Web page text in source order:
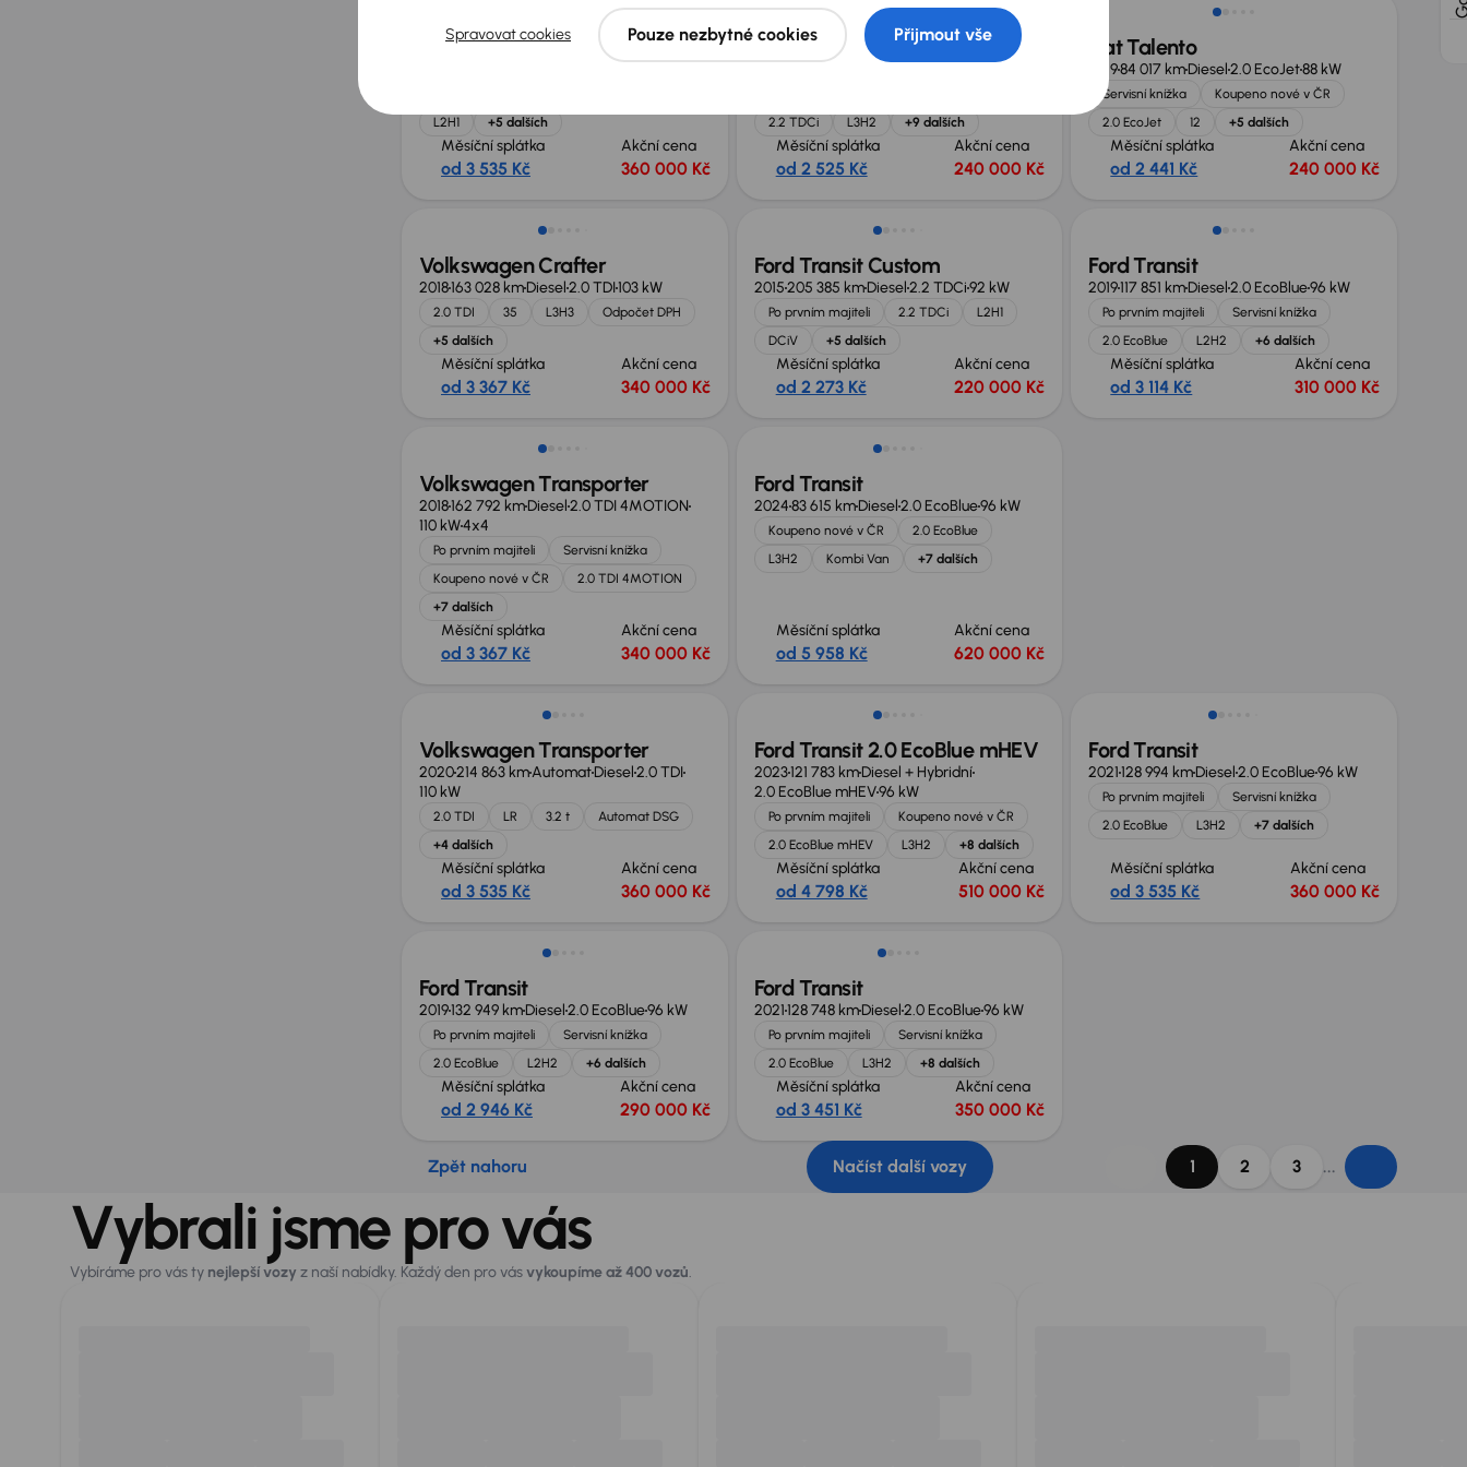
Opel Movano
L2H1
+5 dalších
Měsíční splátka
od 3 535 Kč
Akční cena
360 000 Kč
Ford Transit
2.2 TDCi
L3H2 +9 dalších
Měsíční splátka
od 2 525 Kč
Akční cena
240 000 Kč
Fiat Talento
201984 017 kmDiesel2.0 EcoJet88 kW
Servisní knížka
Koupeno nové v ČR
2.0 EcoJet
12 +5 dalších
Měsíční splátka
od 2 441 Kč
Akční cena
240 000 Kč
Extra sleva 21 000 Kč
Volkswagen Crafter
2018163 028 kmDiesel2.0 TDI103 kW
2.0 TDI 35 L3H3
Odpočet DPH
+5 dalších
Měsíční splátka
od 3 367 Kč
Akční cena
340 000 Kč
Zlevněno o 10 000 Kč
Ford Transit Custom
2015205 385 kmDiesel2.2 TDCi92 kW
Po prvním majiteli 2.2 TDCi
L2H1
DCiV
+5 dalších
Měsíční splátka
od 2 273 Kč
Akční cena
220 000 Kč
Možnost odpočtu DPH
Ford Transit
2019117 851 kmDiesel2.0 EcoBlue96 kW
Po prvním majiteli
Servisní knížka
2.0 EcoBlue
L2H2 +6 dalších
Měsíční splátka
od 3 114 Kč
Akční cena
310 000 Kč
Možnost odpočtu DPH
Volkswagen Transporter
2018162 792 kmDiesel2.0 TDI 4MOTION
110 kW4x4
Po prvním majiteli
Servisní knížka
Koupeno nové v ČR
2.0 TDI 4MOTION
+7 dalších
Měsíční splátka
od 3 367 Kč
Akční cena
340 000 Kč
Možnost odpočtu DPH
Ford Transit
202483 615 kmDiesel2.0 EcoBlue96 kW
Koupeno nové v ČR
2.0 EcoBlue
L3H2
Kombi Van +7 dalších
Měsíční splátka
od 5 958 Kč
Akční cena
620 000 Kč
Zlevněno o 20 000 Kč
Volkswagen Transporter
2020214 863 kmAutomatDiesel2.0 TDI
110 kW
2.0 TDI LR 3.2 t
Automat DSG
+4 dalších
Měsíční splátka
od 3 535 Kč
Akční cena
360 000 Kč
Možnost odpočtu DPH
Ford Transit 2.0 EcoBlue mHEV
2023121 783 kmDiesel + Hybridní
2.0 EcoBlue mHEV96 kW
Po prvním majiteli
Koupeno nové v ČR
2.0 EcoBlue mHEV
L3H2 +8 dalších
Měsíční splátka
od 4 798 Kč
Akční cena
510 000 Kč
Ford Transit
2021128 994 kmDiesel2.0 EcoBlue96 kW
Po prvním majiteli
Servisní knížka
2.0 EcoBlue
L3H2 +7 dalších
Měsíční splátka
od 3 535 Kč
Akční cena
360 000 Kč
Extra sleva 19 000 Kč
Ford Transit
2019132 949 kmDiesel2.0 EcoBlue96 kW
Po prvním majiteli
Servisní knížka
2.0 EcoBlue
L2H2 +6 dalších
Měsíční splátka
od 2 946 Kč
Akční cena
290 000 Kč
Nově v nabídce
Ford Transit
2021128 748 kmDiesel2.0 EcoBlue96 kW
Po prvním majiteli
Servisní knížka
2.0 EcoBlue
L3H2 +8 dalších
Měsíční splátka
od 3 451 Kč
Akční cena
350 000 Kč
Zpět nahoru Načíst další vozy 1 2 3 ...
Vybrali jsme pro vás
Vybíráme pro vás ty nejlepší vozy z naší nabídky. Každý den pro vásvykoupíme až 400 vozů.
Spravovat cookies Pouze nezbytné cookies Přijmout vše